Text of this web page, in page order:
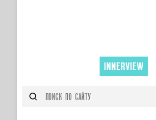
INNERVIEW